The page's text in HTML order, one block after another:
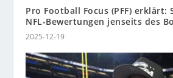
Pro Football Focus (PFF) erklärt:
NFL-Bewertungen jenseits des
2025-12-19